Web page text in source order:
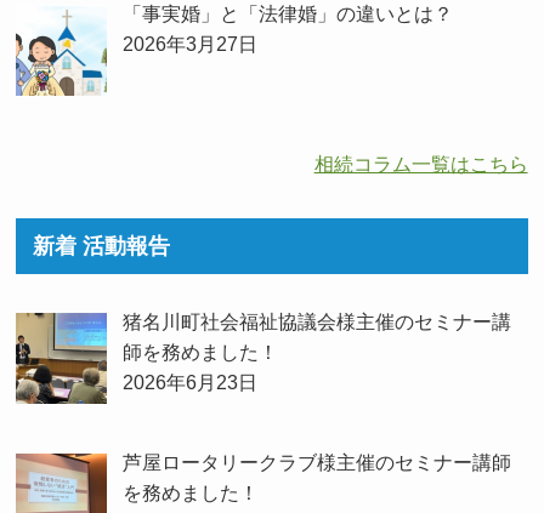
「事実婚」と「法律婚」の違いとは？
2026年3月27日
相続コラム一覧はこちら
新着 活動報告
猪名川町社会福祉協議会様主催のセミナー講
師を務めました！
2026年6月23日
芦屋ロータリークラブ様主催のセミナー講師
を務めました！